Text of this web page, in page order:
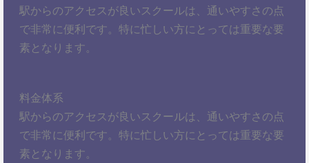
駅からのアクセスが良いスクールは、通いやすさの点
で非常に便利です。特に忙しい方にとっては重要な要
素となります。
料金体系
駅からのアクセスが良いスクールは、通いやすさの点
で非常に便利です。特に忙しい方にとっては重要な要
素となります。